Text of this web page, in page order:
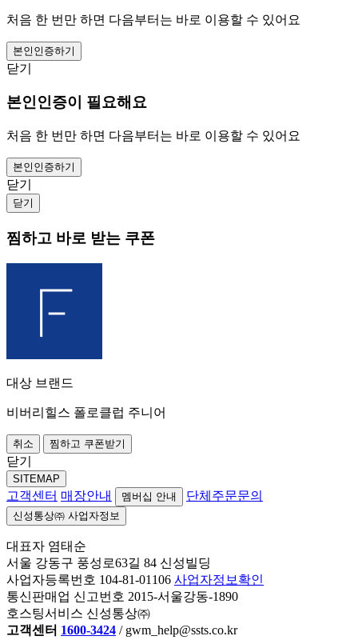
처음 한 번만 하면 다음부터는 바로 이용할 수 있어요
본인인증하기
닫기
본인인증이 필요해요
처음 한 번만 하면 다음부터는 바로 이용할 수 있어요
본인인증하기
닫기
닫기
찜하고 바로 받는 쿠폰
대상 브랜드
비버리힐스 폴로클럽 주니어
취소 찜하고 쿠폰받기
닫기
SITEMAP
고객센터 매장안내 멤버십 안내 단체주문문의
신성통상㈜ 사업자정보
대표자 염태순
서울 강동구 풍성로63길 84 신성빌딩
사업자등록번호 104-81-01106 사업자정보확인
통신판매업 신고번호 2015-서울강동-1890
호스팅서비스 신성통상㈜
고객센터 1600-3424 / gwm_help@ssts.co.kr